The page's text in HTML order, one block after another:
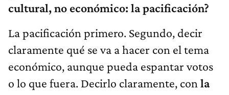
cultural, no económico: la pacificación?
La pacificación primero. Segundo, decir
claramente qué se va a hacer con el tema
económico, aunque pueda espantar votos
o lo que fuera. Decirlo claramente, con la